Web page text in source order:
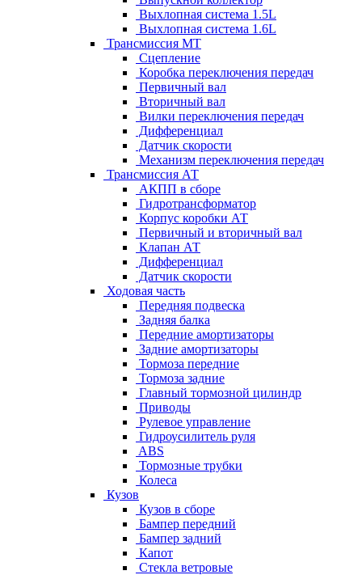
Выхлопная система 1.5L
Выхлопная система 1.6L
Трансмиссия МТ
Сцепление
Коробка переключения передач
Первичный вал
Вторичный вал
Вилки переключения передач
Дифференциал
Датчик скорости
Механизм переключения передач
Трансмиссия АТ
АКПП в сборе
Гидротрансформатор
Корпус коробки АТ
Первичный и вторичный вал
Клапан АТ
Дифференциал
Датчик скорости
Ходовая часть
Передняя подвеска
Задняя балка
Передние амортизаторы
Задние амортизаторы
Тормоза передние
Тормоза задние
Главный тормозной цилиндр
Приводы
Рулевое управление
Гидроусилитель руля
ABS
Тормозные трубки
Колеса
Кузов
Кузов в сборе
Бампер передний
Бампер задний
Капот
Стекла ветровые